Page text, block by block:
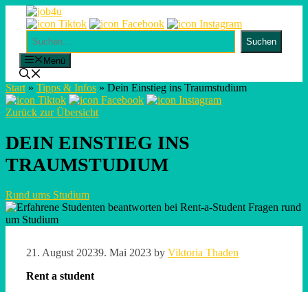
contentSuchen
Suchen
Menü
Start » Tipps & Infos » Dein Einstieg ins Traumstudium
Zurück zur Übersicht
DEIN EINSTIEG INS
TRAUMSTUDIUM
Rund ums Studium
21. August 20239. Mai 2023 by Viktoria Thaden
Rent a student